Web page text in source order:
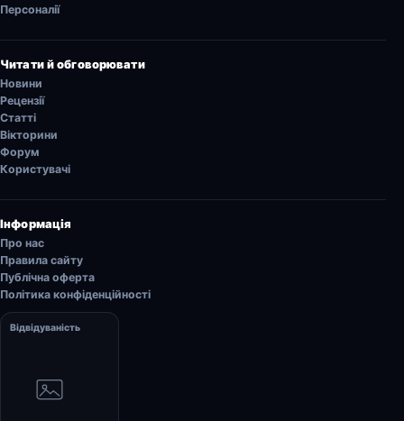
Персоналії
Читати й обговорювати
Новини
Рецензії
Статті
Вікторини
Форум
Користувачі
Інформація
Про нас
Правила сайту
Публічна оферта
Політика конфіденційності
Відвідуваність